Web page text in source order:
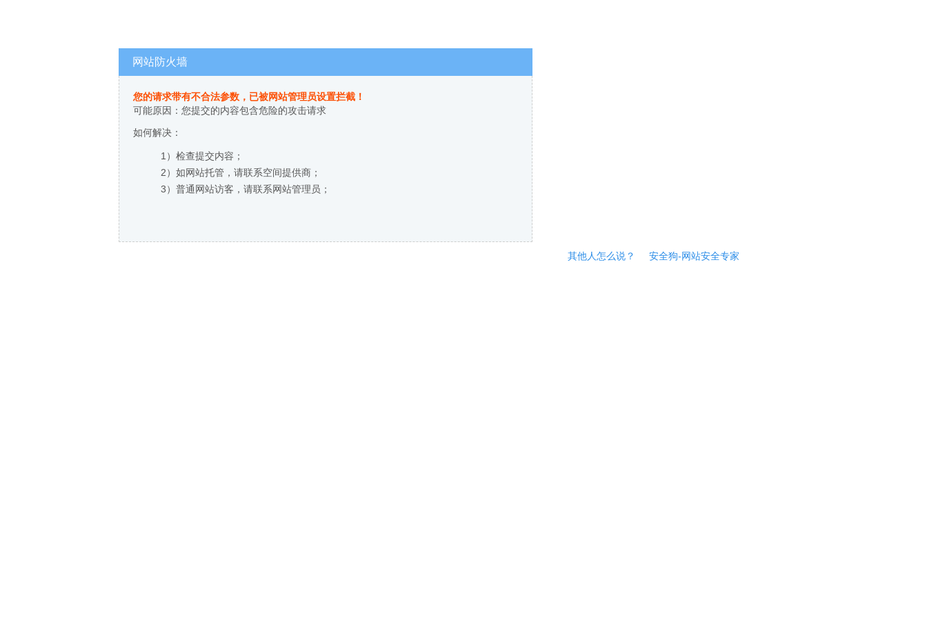
网站防火墙
您的请求带有不合法参数，已被网站管理员设置拦截！
可能原因：您提交的内容包含危险的攻击请求
如何解决：
1）检查提交内容；
2）如网站托管，请联系空间提供商；
3）普通网站访客，请联系网站管理员；
其他人怎么说？ 安全狗-网站安全专家